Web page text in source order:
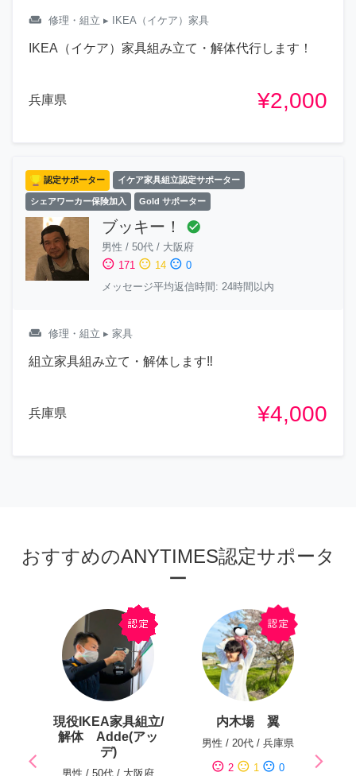
weekend 修理・組立 ▸ IKEA（イケア）家具
IKEA（イケア）家具組み立て・解体代行します！
兵庫県 ¥2,000
認定サポーター イケア家具組立認定サポーター
シェアワーカー保険加入 Gold サポーター
ブッキー！ check_circle
男性 / 50代 / 大阪府
sentiment_satisfied 171 sentiment_neutral 14 sentiment_dissatisfied 0
メッセージ平均返信時間: 24時間以内
weekend 修理・組立 ▸ 家具
組立家具組み立て・解体します‼︎
兵庫県 ¥4,000
おすすめのANYTIMES認定サポータ
ー
現役IKEA家具組立/
解体 Adde(アッ
デ)
男性 / 50代 / 大阪府
内木場 翼
男性 / 20代 / 兵庫県
sentiment_satisfied 2 sentiment_neutral 1 sentiment_dissatisfied 0
arrow_back_iosPrevious arrow_forward_iosNext